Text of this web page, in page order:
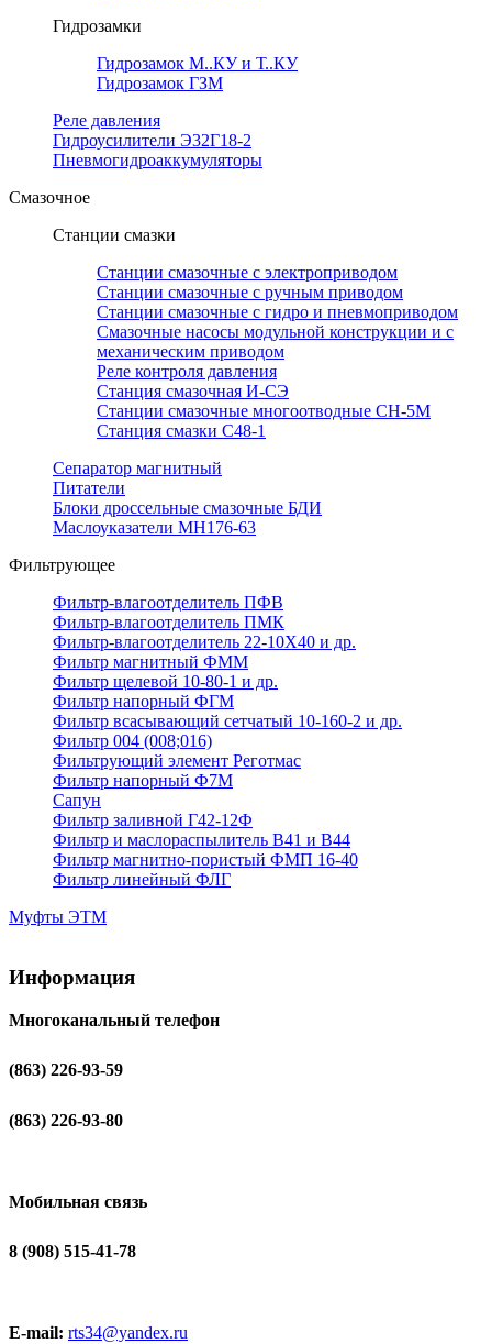
Гидрозамки
Гидрозамок М..КУ и Т..КУ
Гидрозамок ГЗМ
Реле давления
Гидроусилители Э32Г18-2
Пневмогидроаккумуляторы
Смазочное
Станции смазки
Станции смазочные с электроприводом
Станции смазочные с ручным приводом
Станции смазочные с гидро и пневмоприводом
Смазочные насосы модульной конструкции и с
механическим приводом
Реле контроля давления
Станция смазочная И-СЭ
Станции смазочные многоотводные СН-5М
Станция смазки С48-1
Сепаратор магнитный
Питатели
Блоки дроссельные смазочные БДИ
Маслоуказатели МН176-63
Фильтрующее
Фильтр-влагоотделитель ПФВ
Фильтр-влагоотделитель ПМК
Фильтр-влагоотделитель 22-10Х40 и др.
Фильтр магнитный ФММ
Фильтр щелевой 10-80-1 и др.
Фильтр напорный ФГМ
Фильтр всасывающий сетчатый 10-160-2 и др.
Фильтр 004 (008;016)
Фильтрующий элемент Реготмас
Фильтр напорный Ф7М
Сапун
Фильтр заливной Г42-12Ф
Фильтр и маслораспылитель В41 и В44
Фильтр магнитно-пористый ФМП 16-40
Фильтр линейный ФЛГ
Муфты ЭТМ
Информация
Многоканальный телефон
(863) 226-93-59
(863) 226-93-80
Мобильная связь
8 (908) 515-41-78
E-mail: rts34@yandex.ru